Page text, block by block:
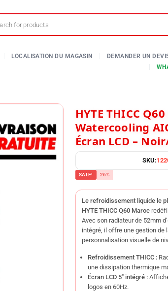
HYTE THICC Q60 Maroc –
Watercooling
Écran LCD –
SKU:
SALE! 26%
Le refroidissement liquide le
HYTE THICC Q60 Maroc
Avec son radiateur de 52mm
intégré, il offre une gestion de
personnalisation visuelle de
Refroidissement THICC :
une dissipation thermique
Écran LCD 5″ intégré :
logos en 60Hz.